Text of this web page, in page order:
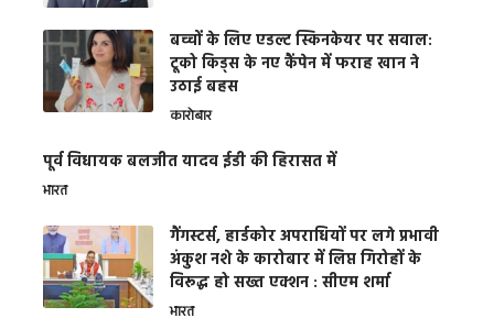
बच्चों के लिए एडल्ट स्किनकेयर पर सवाल:
टूको किड्स के नए कैंपेन में फराह खान ने
उठाई बहस
कारोबार
पूर्व विधायक बलजीत यादव ईडी की हिरासत में
भारत
गैंगस्टर्स, हार्डकोर अपराधियों पर लगे प्रभावी
अंकुश नशे के कारोबार में लिप्त गिरोहों के
विरूद्ध हो सख्त एक्शन : सीएम शर्मा
भारत